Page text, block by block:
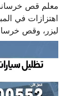
معلم قص
اهتزازات في
ليزر، وقص